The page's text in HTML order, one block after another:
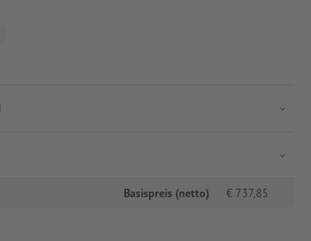
Basispreis (netto) € 737,85